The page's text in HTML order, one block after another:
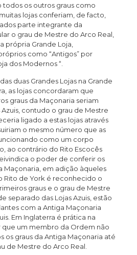
os outros graus como
lojas conferiam, de facto,
parte integrante da
o grau de Mestre do Arco Real,
própria Grande Loja,
como “Antigos” por
dos Modernos “.
duas Grandes Lojas na Grande
as lojas concordaram que
graus da Maçonaria seriam
contudo o grau de Mestre
ligado a estas lojas através
o mesmo número que as
como um corpo
ao contrário do Rito Escocês
o poder de conferir os
Maçonaria, em adição àqueles
Rito de York é reconhecido o
graus e o grau de Mestre
separado das Lojas Azuis, estão
com a Antiga Maçonaria
Em Inglaterra é prática na
que um membro da Ordem não
os graus da Antiga Maçonaria até
de Mestre do Arco Real.